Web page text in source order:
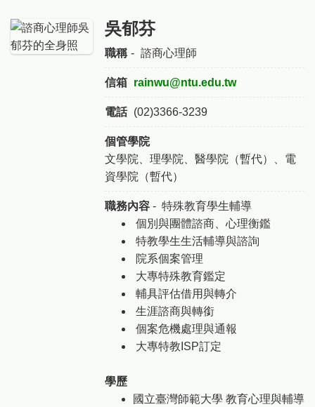
吳郁芬
職稱 - 諮商心理師
信箱 rainwu@ntu.edu.tw
電話 (02)3366-3239
個管學院
文學院、理學院、醫學院（暫代）、電
資學院（暫代）
職務內容- 特殊教育學生輔導
個別與團體諮商、心理衡鑑
特教學生生活輔導與諮詢
院系個案管理
大專特殊教育鑑定
輔具評估借用與轉介
生涯諮商與轉銜
個案危機處理與通報
大專特教ISP訂定
學歷
國立臺灣師範大學 教育心理與輔導